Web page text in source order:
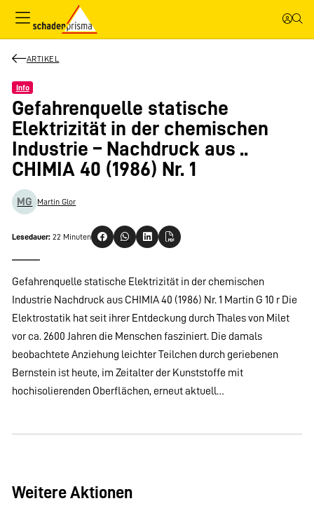
ARTIKEL
Info
Gefahrenquelle statische
Elektrizität in der chemischen
Industrie – Nachdruck aus ..
CHIMIA 40 (1986) Nr. 1
MG Martin Glor
Lesedauer: 22 Minuten
Gefahrenquelle statische Elektrizität in der chemischen
Industrie Nachdruck aus CHIMIA 40 (1986) Nr. 1 Martin G 10 r Die
Elektrostatik hat seit ihrer Entdeckung durch Thales von Milet
vor ca. 2600 Jahren die Menschen fasziniert. Die damals
beobachtete Anziehung leichter Teilchen durch geriebenen
Bernstein ist heute, im Zeitalter der Kunststoffe mit
hochisolierenden Oberflächen, erneut aktuell…
Weitere Aktionen